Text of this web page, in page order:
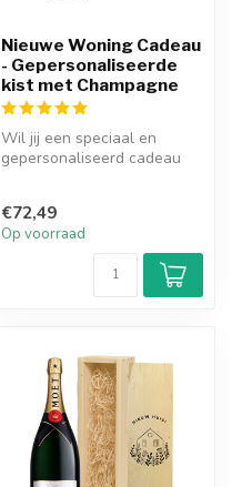
Nieuwe Woning Cadeau
- Gepersonaliseerde
kist met Champagne
Wil jij een speciaal en
gepersonaliseerd cadeau
€72,49
Op voorraad